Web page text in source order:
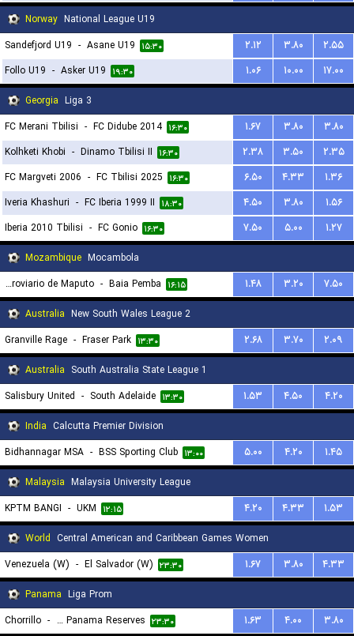
Norway National League U19
Sandefjord U19 - Asane U19 ۱۵:۳۰ ۲.۱۲ ۳.۸۰
۲.۵۵
Follo U19 - Asker U19 ۱۹:۳۰ ۱.۰۶ ۱۰.۰۰
۱۷.۰۰
Georgia Liga 3
FC Merani Tbilisi - FC Didube 2014 ۱۶:۳۰ ۱.۶۷ ۳.۸۰
۳.۸۰
Kolhketi Khobi - Dinamo Tbilisi II ۱۶:۳۰ ۲.۳۸ ۳.۵۰
۲.۳۵
FC Margveti 2006 - FC Tbilisi 2025 ۱۶:۳۰ ۶.۵۰ ۴.۳۳
۱.۳۶
Iveria Khashuri - FC Iberia 1999 II ۱۸:۳۰ ۴.۵۰ ۳.۸۰
۱.۵۶
Iberia 2010 Tbilisi - FC Gonio ۱۶:۳۰ ۷.۵۰ ۵.۰۰
۱.۲۷
Mozambique Mocambola
Clube Ferroviario de Maputo
- Baia Pemba ۱۶:۱۵ ۱.۴۸ ۳.۲۰
۷.۵۰
Australia New South Wales League 2
Granville Rage - Fraser Park ۱۳:۳۰ ۲.۶۸ ۳.۷۰
۲.۰۹
Australia South Australia State League 1
Salisbury United - South Adelaide ۱۳:۳۰ ۱.۵۳ ۴.۵۰
۴.۲۰
India Calcutta Premier Division
Bidhannagar MSA - BSS Sporting Club ۱۳:۰۰ ۵.۰۰ ۴.۲۰
۱.۴۵
Malaysia Malaysia University League
KPTM BANGI - UKM ۱۲:۱۵ ۴.۲۰ ۴.۳۳
۱.۵۳
World Central American and Caribbean Games Women
Venezuela (W) - El Salvador (W) ۲۳:۳۰ ۱.۶۷ ۳.۸۰
۴.۳۳
Panama Liga Prom
Chorrillo - Alianza Panama Reserves ۲۳:۳۰ ۱.۶۳ ۴.۰۰
۳.۸۰